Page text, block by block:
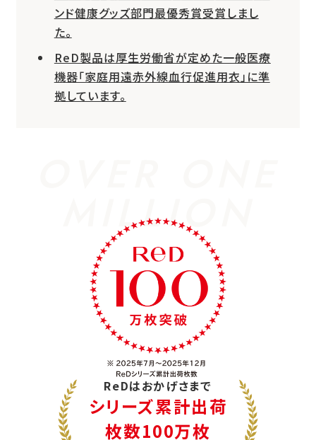
ンド健康グッズ部門最優秀賞受賞しまし
た。
ReD製品は厚生労働省が定めた一般医療
機器「家庭用遠赤外線血行促進用衣」に準
拠しています。
MILLION
ReDはおかげさまで
シリーズ累計出荷
枚数100万枚